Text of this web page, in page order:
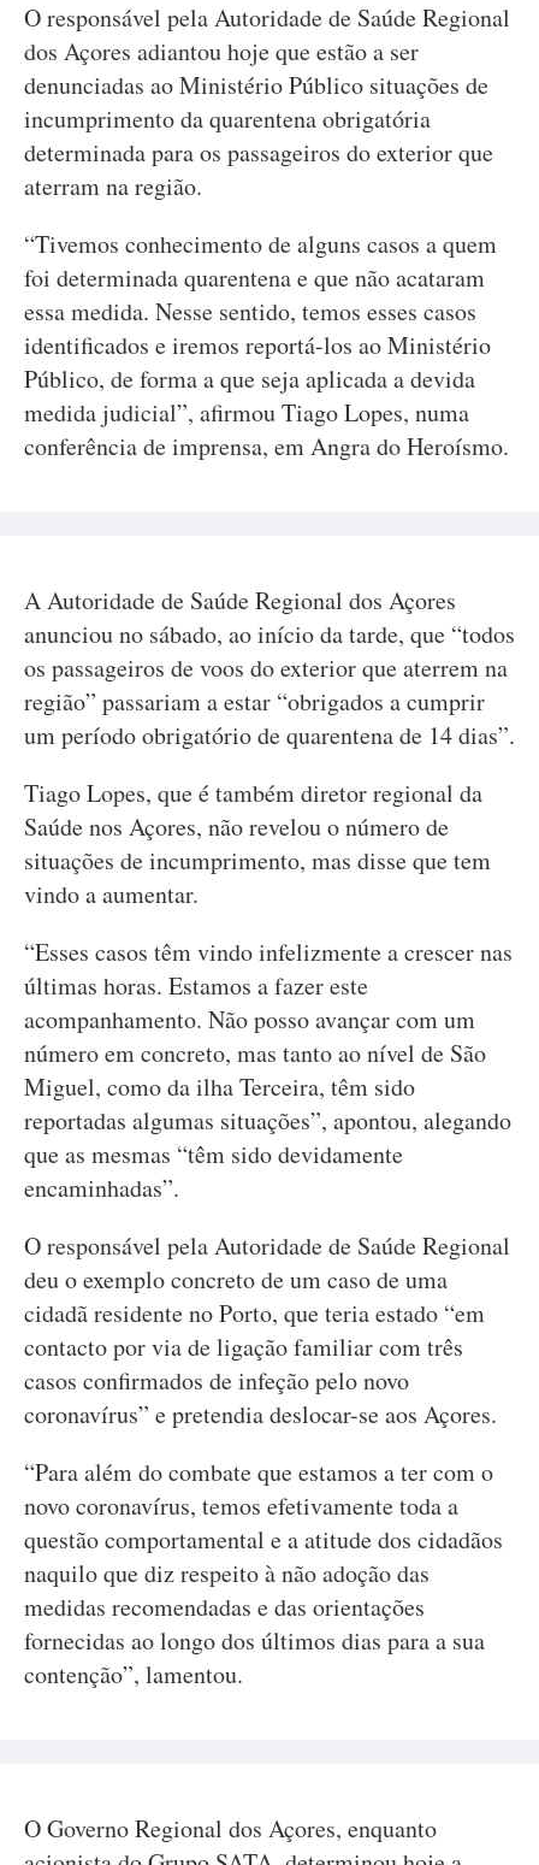
O responsável pela Autoridade de Saúde Regional
dos Açores adiantou hoje que estão a ser
denunciadas ao Ministério Público situações de
incumprimento da quarentena obrigatória
determinada para os passageiros do exterior que
aterram na região.
“Tivemos conhecimento de alguns casos a quem
foi determinada quarentena e que não acataram
essa medida. Nesse sentido, temos esses casos
identificados e iremos reportá-los ao Ministério
Público, de forma a que seja aplicada a devida
medida judicial”, afirmou Tiago Lopes, numa
conferência de imprensa, em Angra do Heroísmo.
A Autoridade de Saúde Regional dos Açores
anunciou no sábado, ao início da tarde, que “todos
os passageiros de voos do exterior que aterrem na
região” passariam a estar “obrigados a cumprir
um período obrigatório de quarentena de 14 dias”.
Tiago Lopes, que é também diretor regional da
Saúde nos Açores, não revelou o número de
situações de incumprimento, mas disse que tem
vindo a aumentar.
“Esses casos têm vindo infelizmente a crescer nas
últimas horas. Estamos a fazer este
acompanhamento. Não posso avançar com um
número em concreto, mas tanto ao nível de São
Miguel, como da ilha Terceira, têm sido
reportadas algumas situações”, apontou, alegando
que as mesmas “têm sido devidamente
encaminhadas”.
O responsável pela Autoridade de Saúde Regional
deu o exemplo concreto de um caso de uma
cidadã residente no Porto, que teria estado “em
contacto por via de ligação familiar com três
casos confirmados de infeção pelo novo
coronavírus” e pretendia deslocar-se aos Açores.
“Para além do combate que estamos a ter com o
novo coronavírus, temos efetivamente toda a
questão comportamental e a atitude dos cidadãos
naquilo que diz respeito à não adoção das
medidas recomendadas e das orientações
fornecidas ao longo dos últimos dias para a sua
contenção”, lamentou.
O Governo Regional dos Açores, enquanto